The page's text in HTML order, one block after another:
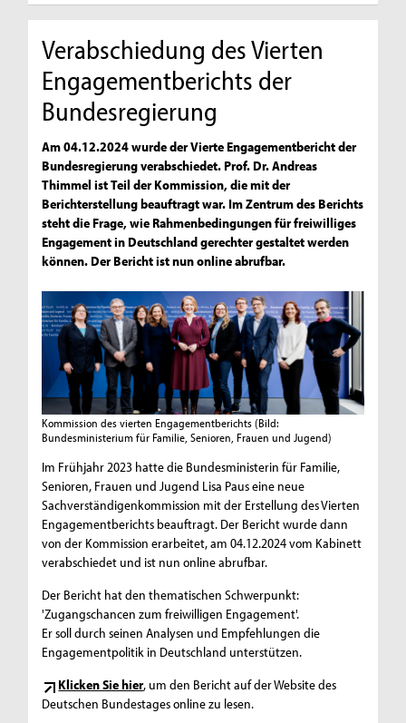
Verabschiedung des Vierten
Engagementberichts der
Bundesregierung
Am 04.12.2024 wurde der Vierte Engagementbericht der
Bundesregierung verabschiedet. Prof. Dr. Andreas
Thimmel ist Teil der Kommission, die mit der
Berichterstellung beauftragt war. Im Zentrum des Berichts
steht die Frage, wie Rahmenbedingungen für freiwilliges
Engagement in Deutschland gerechter gestaltet werden
können. Der Bericht ist nun online abrufbar.
Kommission des vierten Engagementberichts (Bild:
Bundesministerium für Familie, Senioren, Frauen und Jugend)
Im Frühjahr 2023 hatte die Bundesministerin für Familie,
Senioren, Frauen und Jugend Lisa Paus eine neue
Sachverständigenkommission mit der Erstellung des Vierten
Engagementberichts beauftragt. Der Bericht wurde dann
von der Kommission erarbeitet, am 04.12.2024 vom Kabinett
verabschiedet und ist nun online abrufbar.
Der Bericht hat den thematischen Schwerpunkt:
'Zugangschancen zum freiwilligen Engagement'.
Er soll durch seinen Analysen und Empfehlungen die
Engagementpolitik in Deutschland unterstützen.
Klicken Sie hier, um den Bericht auf der Website des
Deutschen Bundestages online zu lesen.